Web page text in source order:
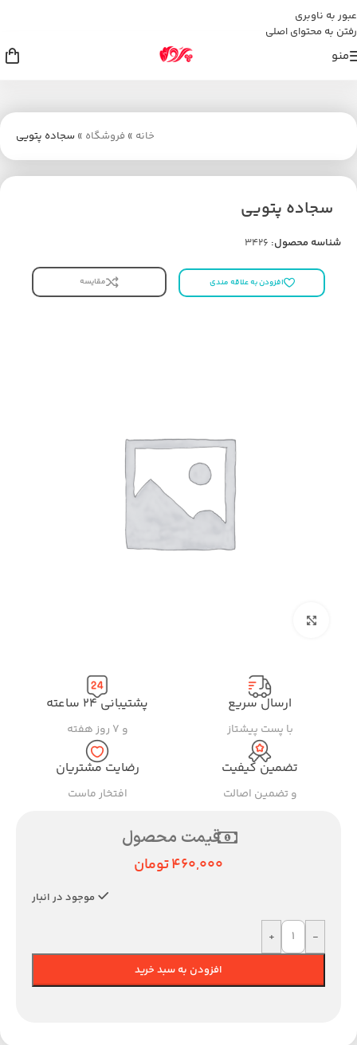
عبور به ناوبری
رفتن به محتوای اصلی
منو
خانه » فروشگاه » سجاده پتویی
سجاده پتویی
شناسه محصول: 3426
افزودن به علاقه مندی مقایسه
ارسال سریع
با پست پیشتاز
پشتیبانی ۲۴ ساعته
و ۷ روز هفته
تضمین کیفیت
و تضمین اصالت
رضایت مشتریان
افتخار ماست
قیمت محصول
460,000تومان
موجود در انبار
-
+
افزودن به سبد خرید